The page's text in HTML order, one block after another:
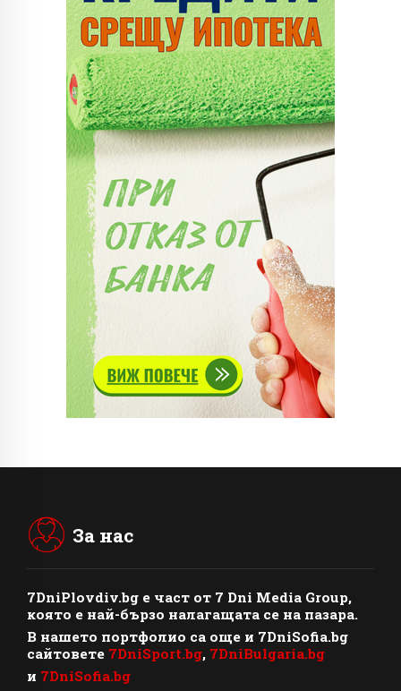
За нас
7DniPlovdiv.bg e част от 7 Dni Media Group,
която е най-бързо налагащата се на пазара.
В нашето портфолио са още и 7DniSofia.bg
сайтовете 7DniSport.bg, 7DniBulgaria.bg
и 7DniSofia.bg